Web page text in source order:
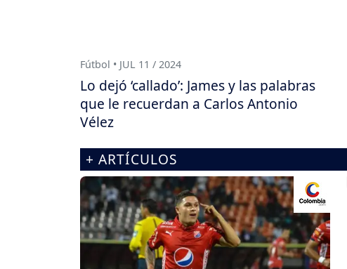
Fútbol • JUL 11 / 2024
Lo dejó ‘callado’: James y las palabras
que le recuerdan a Carlos Antonio
Vélez
+ ARTÍCULOS